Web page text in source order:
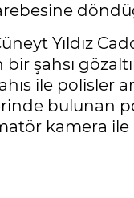
Yıldız
şahsı
ile polisler
bulunan
kamera